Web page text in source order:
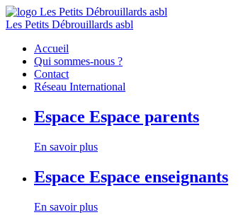
Les Petits Débrouillards asbl
Accueil
Qui sommes-nous ?
Contact
Réseau International
Espace Espace parents
En savoir plus
Espace Espace enseignants
En savoir plus